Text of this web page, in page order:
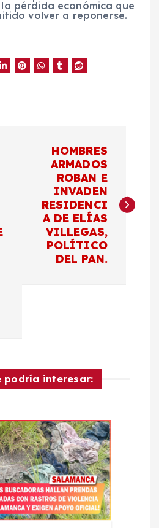
pérdida económica que
volver a reponerse.
HOMBRES
ARMADOS
ROBAN E
INVADEN
RESIDENCI
A DE ELÍAS
VILLEGAS,
POLÍTICO
DEL PAN.
podría interesar: